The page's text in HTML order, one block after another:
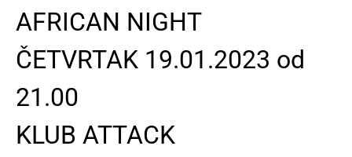
AFRICAN NIGHT
ČETVRTAK 19.01.2023 od
21.00
KLUB ATTACK